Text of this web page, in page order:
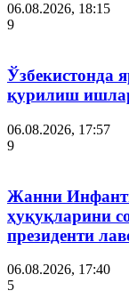
06.08.2026, 18:15
9
Ўзбекистонда
қурилиш
06.08.2026, 17:57
9
Жанни
ҳуқуқларини
президенти
06.08.2026, 17:40
5